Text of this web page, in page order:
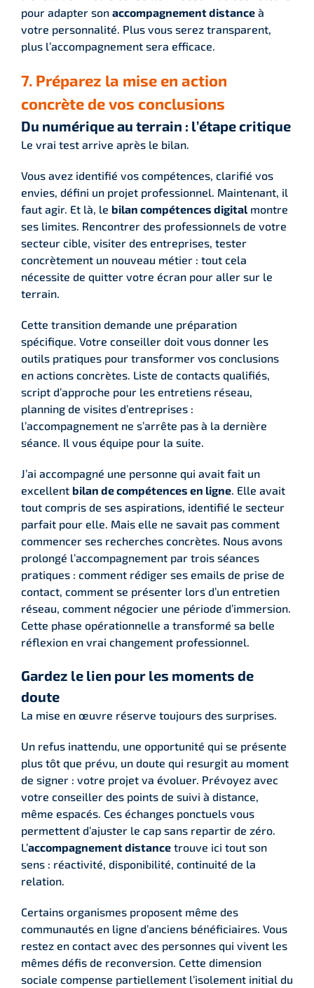
pour adapter son accompagnement distance à
votre personnalité. Plus vous serez transparent,
plus l’accompagnement sera efficace.
7. Préparez la mise en action
concrète de vos conclusions
Du numérique au terrain : l’étape critique
Le vrai test arrive après le bilan.
Vous avez identifié vos compétences, clarifié vos
envies, défini un projet professionnel. Maintenant, il
faut agir. Et là, le bilan compétences digital montre
ses limites. Rencontrer des professionnels de votre
secteur cible, visiter des entreprises, tester
concrètement un nouveau métier : tout cela
nécessite de quitter votre écran pour aller sur le
terrain.
Cette transition demande une préparation
spécifique. Votre conseiller doit vous donner les
outils pratiques pour transformer vos conclusions
en actions concrètes. Liste de contacts qualifiés,
script d’approche pour les entretiens réseau,
planning de visites d’entreprises :
l’accompagnement ne s’arrête pas à la dernière
séance. Il vous équipe pour la suite.
J’ai accompagné une personne qui avait fait un
excellent bilan de compétences en ligne . Elle avait
tout compris de ses aspirations, identifié le secteur
parfait pour elle. Mais elle ne savait pas comment
commencer ses recherches concrètes. Nous avons
prolongé l’accompagnement par trois séances
pratiques : comment rédiger ses emails de prise de
contact, comment se présenter lors d’un entretien
réseau, comment négocier une période d’immersion.
Cette phase opérationnelle a transformé sa belle
réflexion en vrai changement professionnel.
Gardez le lien pour les moments de
doute
La mise en œuvre réserve toujours des surprises.
Un refus inattendu, une opportunité qui se présente
plus tôt que prévu, un doute qui resurgit au moment
de signer : votre projet va évoluer. Prévoyez avec
votre conseiller des points de suivi à distance,
même espacés. Ces échanges ponctuels vous
permettent d’ajuster le cap sans repartir de zéro.
L’accompagnement distance trouve ici tout son
sens : réactivité, disponibilité, continuité de la
relation.
Certains organismes proposent même des
communautés en ligne d’anciens bénéficiaires. Vous
restez en contact avec des personnes qui vivent les
mêmes défis de reconversion. Cette dimension
sociale compense partiellement l’isolement initial du